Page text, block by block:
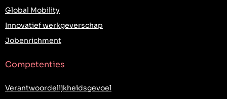
Global Mobility
Innovatief werkgeverschap
Jobenrichment
Competenties
Verantwoordelijkheidsgevoel